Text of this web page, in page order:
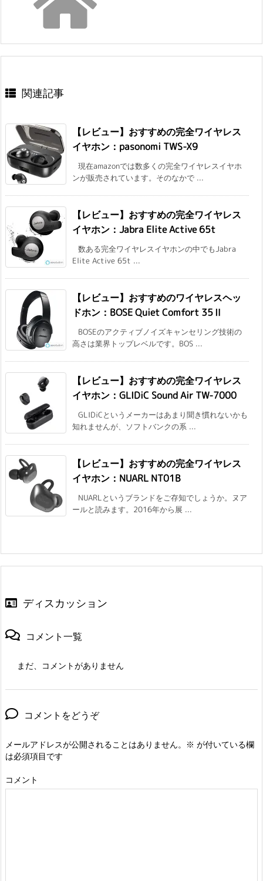
関連記事
【レビュー】おすすめの完全ワイヤレス
イヤホン：pasonomi TWS-X9
現在amazonでは数多くの完全ワイヤレスイヤホ
ンが販売されています。そのなかで ...
【レビュー】おすすめの完全ワイヤレス
イヤホン：Jabra Elite Active 65t
数ある完全ワイヤレスイヤホンの中でもJabra
Elite Active 65t ...
【レビュー】おすすめのワイヤレスヘッ
ドホン：BOSE Quiet Comfort 35Ⅱ
BOSEのアクティブノイズキャンセリング技術の
高さは業界トップレベルです。BOS ...
【レビュー】おすすめの完全ワイヤレス
イヤホン：GLIDiC Sound Air TW-7000
GLIDiCというメーカーはあまり聞き慣れないかも
知れませんが、ソフトバンクの系 ...
【レビュー】おすすめの完全ワイヤレス
イヤホン：NUARL NT01B
NUARLというブランドをご存知でしょうか。ヌア
ールと読みます。2016年から展 ...
ディスカッション
コメント一覧
まだ、コメントがありません
コメントをどうぞ
メールアドレスが公開されることはありません。 ※ が付いている欄
は必須項目です
コメント